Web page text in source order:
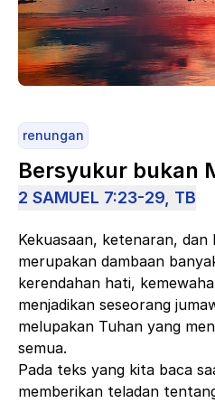
renungan
Bersyukur bukan
2 SAMUEL 7:23-29, TB
Kekuasaan, ketenaran,
merupakan dambaan
kerendahan hati,
menjadikan seseorang
melupakan Tuhan yang
semua.
Pada teks yang kita baca
memberikan teladan